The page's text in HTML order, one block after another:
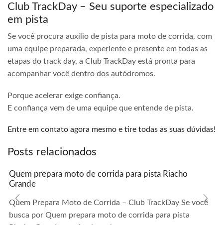
Club TrackDay – Seu suporte especializado
em pista
Se você procura auxílio de pista para moto de corrida, com
uma equipe preparada, experiente e presente em todas as
etapas do track day, a Club TrackDay está pronta para
acompanhar você dentro dos autódromos.
Porque acelerar exige confiança.
E confiança vem de uma equipe que entende de pista.
Entre em contato agora mesmo e tire todas as suas dúvidas!
Posts relacionados
Quem prepara moto de corrida para pista Riacho
Grande
Quem Prepara Moto de Corrida – Club TrackDay Se você
busca por Quem prepara moto de corrida para pista